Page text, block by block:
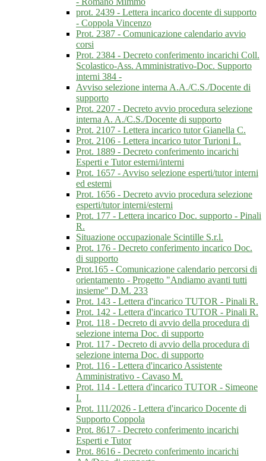
prot. 2439 - Lettera incarico docente di supporto
- Coppola Vincenzo
Prot. 2387 - Comunicazione calendario avvio
corsi
Prot. 2384 - Decreto conferimento incarichi Coll.
Scolastico-Ass. Amministrativo-Doc. Supporto
interni 384 -
Avviso selezione interna A.A./C.S./Docente di
supporto
Prot. 2207 - Decreto avvio procedura selezione
interna A. A./C.S./Docente di supporto
Prot. 2107 - Lettera incarico tutor Gianella C.
Prot. 2106 - Lettera incarico tutor Turioni L.
Prot. 1889 - Decreto conferimento incarichi
Esperti e Tutor esterni/interni
Prot. 1657 - Avviso selezione esperti/tutor interni
ed esterni
Prot. 1656 - Decreto avvio procedura selezione
esperti/tutor interni/esterni
Prot. 177 - Lettera incarico Doc. supporto - Pinali
R.
Situazione occupazionale Scintille S.r.l.
Prot. 176 - Decreto conferimento incarico Doc.
di supporto
Prot.165 - Comunicazione calendario percorsi di
orientamento - Progetto "Andiamo avanti tutti
insieme" D.M. 233
Prot. 143 - Lettera d'incarico TUTOR - Pinali R.
Prot. 142 - Lettera d'incarico TUTOR - Pinali R.
Prot. 118 - Decreto di avvio della procedura di
selezione interna Doc. di supporto
Prot. 117 - Decreto di avvio della procedura di
selezione interna Doc. di supporto
Prot. 116 - Lettera d'incarico Assistente
Amministrativo - Cavaso M.
Prot. 114 - Lettera d'incarico TUTOR - Simeone
I.
Prot. 111/2026 - Lettera d'incarico Docente di
Supporto Coppola
Prot. 8617 - Decreto conferimento incarichi
Esperti e Tutor
Prot. 8616 - Decreto conferimento incarichi